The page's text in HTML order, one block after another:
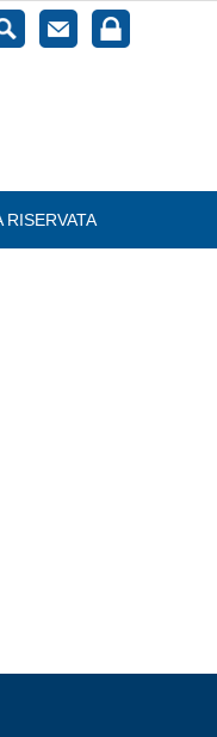
RISERVATA